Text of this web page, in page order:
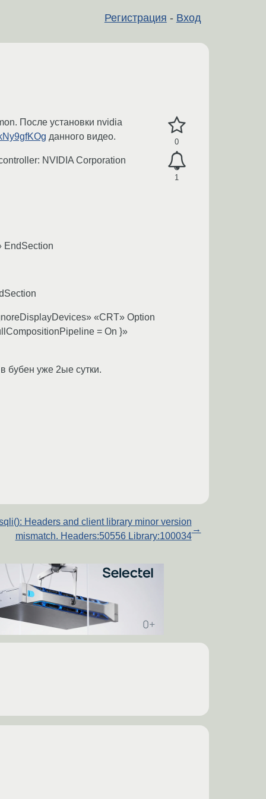
Регистрация - Вход
0
1
После установки nvidia
данного видео.
NVIDIA Corporation
EndSection
«CRT» Option
= On }»
бубен уже 2ые сутки.
Headers and client library minor version
mismatch. Headers:50556 Library:100034
→